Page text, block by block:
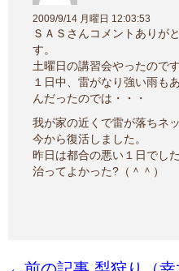
2009/9/14 月曜日 12:03:53
ＳＡＳさんコメントありが
す。
土曜日の講習会やったので
１日中、雷がなり強い雨も
んだったのでは・・・
我が家の近くで雷が落ちネ
今から復活しました。
昨日は都合の悪い１日でした
治ってよかった?（＾＾）